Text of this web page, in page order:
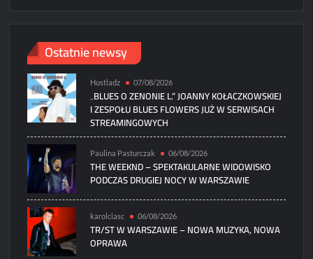
Ostatnie newsy
Hustladz 07/08/2026
„BLUES O ZENONIE L.” JOANNY KOŁACZKOWSKIEJ
I ZESPOŁU BLUES FLOWERS JUŻ W SERWISACH
STREAMINGOWYCH
Paulina Pasturczak 06/08/2026
THE WEEKND – SPEKTAKULARNE WIDOWISKO
PODCZAS DRUGIEJ NOCY W WARSZAWIE
karolciasc 06/08/2026
TR/ST W WARSZAWIE – NOWA MUZYKA, NOWA
OPRAWA